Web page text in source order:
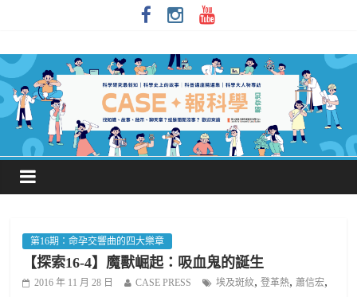
第16期：命孕交響曲的四大樂章
【探索16-4】魔獸崛起：吸血鬼的誕生
2016 年 11 月 28 日 CASE PRESS 埃及斑紋,登革熱,蕭信宏,